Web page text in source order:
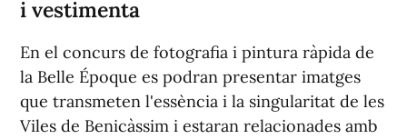
i vestimenta
En el concurs de fotografia i pintura ràpida de
la Belle Époque es podran presentar imatges
que transmeten l'essència i la singularitat de les
Viles de Benicàssim i estaran relacionades amb